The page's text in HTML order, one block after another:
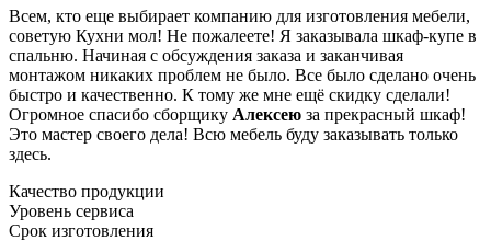
Всем, кто еще выбирает компанию для изготовления мебели,
советую Кухни мол! Не пожалеете! Я заказывала шкаф-купе в
спальню. Начиная с обсуждения заказа и заканчивая
монтажом никаких проблем не было. Все было сделано очень
быстро и качественно. К тому же мне ещё скидку сделали!
Огромное спасибо сборщику Алексею за прекрасный шкаф!
Это мастер своего дела! Всю мебель буду заказывать только
здесь.
Качество продукции
Уровень сервиса
Срок изготовления